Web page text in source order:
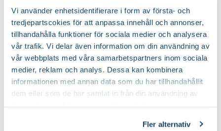
Vi använder enhetsidentifierare i form av första- och
tredjepartscokies för att anpassa innehåll och annonser,
tillhandahålla funktioner för sociala medier och analysera
vår trafik. Vi delar även information om din användning av
vår webbplats med våra samarbetspartners inom sociala
medier, reklam och analys. Dessa kan kombinera
informationen med annan data som du har tillhandahållit
dem eller som de har samlat in från din användning av
Fler alternativ
49 90
Välj butik
Online
I lager
till Keramik Äpple produktsida
129:-
Välj butik
Online
I lager
till Keramikask